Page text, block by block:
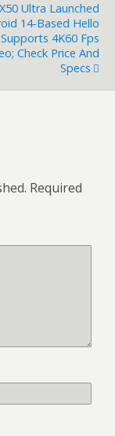
Ultra Launched
14-Based Hello
4K60 Fps
Check Price And
Specs
Required